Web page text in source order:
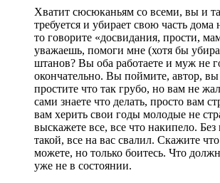
Хватит сюсюканьям со всеми, вы и
требуется и убирает свою часть
то говорите «досвидания, прости,
уважаешь, помоги мне (хотя бы
штанов? Вы оба работаете и муж не
окончательно. Вы поймите, автор,
простите что так грубо, но вам не
сами знаете что делать, просто вам
вам херить свои годы молодые не
выскажете все, все что накипело.
такой, все на вас свалил. Скажите
можете, но только боитесь. Что
уже не в состоянии.